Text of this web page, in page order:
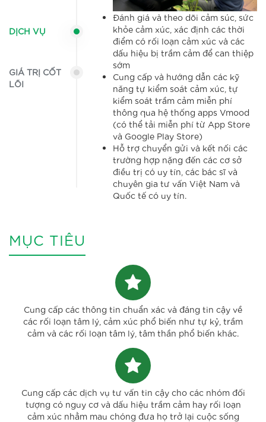
DỊCH VỤ
GIÁ TRỊ CỐT
LÕI
Đánh giá và theo dõi cảm súc, sức
khỏe cảm xúc, xác định các thời
điểm có rối loạn cảm xúc và các
dấu hiệu bị trầm cảm để can thiệp
sớm
Cung cấp và hướng dẫn các kỹ
năng tự kiểm soát cảm xúc, tự
kiểm soát trầm cảm miễn phí
thông qua hệ thống apps Vmood
(có thể tải miễn phí từ App Store
và Google Play Store)
Hỗ trợ chuyển gửi và kết nối các
trường hợp nặng đến các cơ sở
điều trị có uy tín, các bác sĩ và
chuyên gia tư vấn Việt Nam và
Quốc tế có uy tín.
MỤC TIÊU
Cung cấp các thông tin chuẩn xác và đáng tin cậy về
các rối loạn tâm lý, cảm xúc phổ biến như tự kỷ, trầm
cảm và các rối loạn tâm lý, tâm thần phổ biến khác.
Cung cấp các dịch vụ tư vấn tin cậy cho các nhóm đối
tượng có nguy cơ và dấu hiệu trầm cảm hay rối loạn
cảm xúc nhằm mau chóng đưa họ trở lại cuộc sống